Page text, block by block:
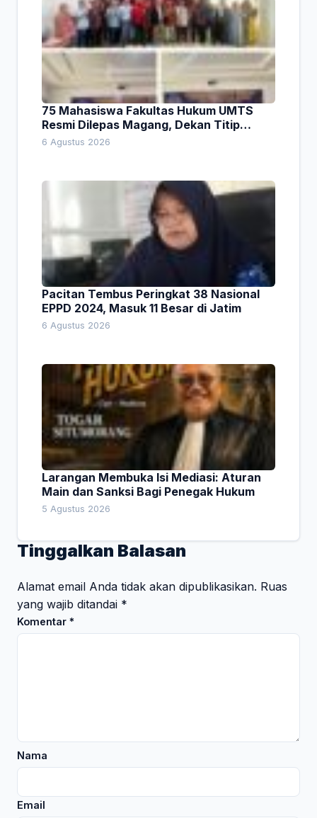
75 Mahasiswa Fakultas Hukum UMTS
Resmi Dilepas Magang, Dekan Titip
Empat Pesan Penting
6 Agustus 2026
Pacitan Tembus Peringkat 38 Nasional
EPPD 2024, Masuk 11 Besar di Jatim
6 Agustus 2026
Larangan Membuka Isi Mediasi: Aturan
Main dan Sanksi Bagi Penegak Hukum
5 Agustus 2026
Tinggalkan Balasan
Alamat email Anda tidak akan dipublikasikan. Ruas
yang wajib ditandai *
Komentar *
Nama
Email